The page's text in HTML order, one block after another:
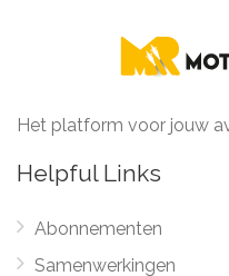
Het platform voor jouw
Helpful Links
Abonnementen
Samenwerkingen